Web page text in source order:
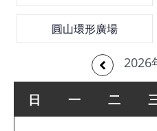
艷
展
臺
北
圓山環形廣場
2026
日 一 二